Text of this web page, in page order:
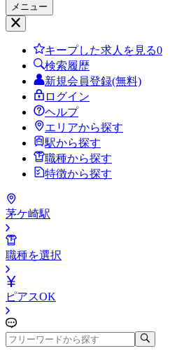
メニュー
キープした求人を見る0
検索履歴
新規会員登録(無料)
ログイン
ヘルプ
エリアから探す
駅から探す
職種から探す
特徴から探す
茅ケ崎駅
職種を選択
ピアスOK